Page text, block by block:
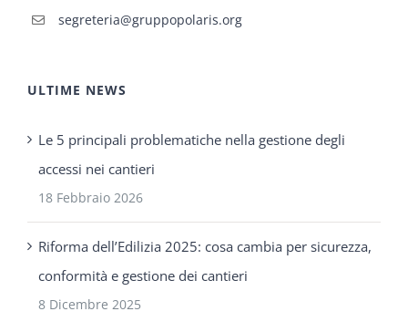
segreteria@gruppopolaris.org
ULTIME NEWS
Le 5 principali problematiche nella gestione degli
accessi nei cantieri
18 Febbraio 2026
Riforma dell’Edilizia 2025: cosa cambia per sicurezza,
conformità e gestione dei cantieri
8 Dicembre 2025